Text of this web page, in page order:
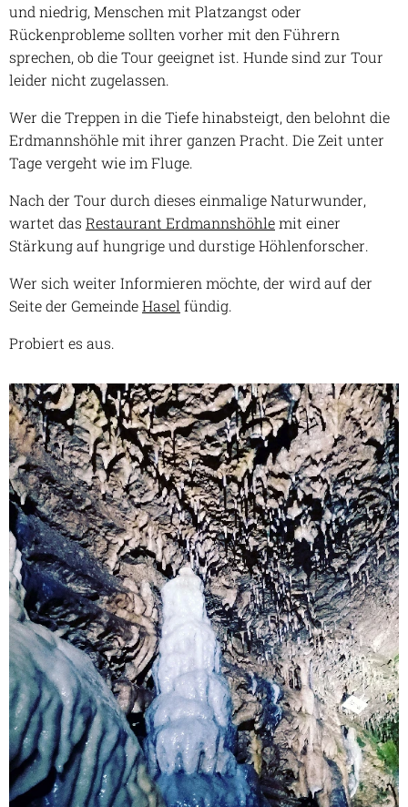
und niedrig, Menschen mit Platzangst oder
Rückenprobleme sollten vorher mit den Führern
sprechen, ob die Tour geeignet ist. Hunde sind zur Tour
leider nicht zugelassen.
Wer die Treppen in die Tiefe hinabsteigt, den belohnt die
Erdmannshöhle mit ihrer ganzen Pracht. Die Zeit unter
Tage vergeht wie im Fluge.
Nach der Tour durch dieses einmalige Naturwunder,
wartet das Restaurant Erdmannshöhlemit einer
Stärkung auf hungrige und durstige Höhlenforscher.
Wer sich weiter Informieren möchte, der wird auf der
Seite der GemeindeHasel fündig.
Probiert es aus.